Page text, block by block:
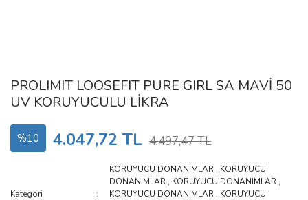
PROLIMIT LOOSEFIT PURE GIRL SA MAVİ 50
UV KORUYUCULU LİKRA
%10 4.047,72 TL 4.497,47 TL
Kategori
KORUYUCU DONANIMLAR , KORUYUCU
DONANIMLAR , KORUYUCU DONANIMLAR ,
KORUYUCU DONANIMLAR , KORUYUCU